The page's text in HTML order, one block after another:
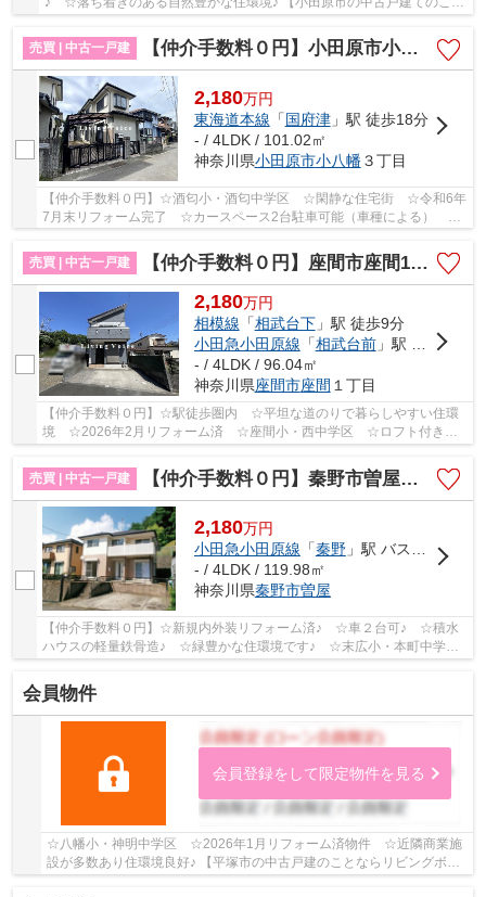
ならリビングボイスにお任せ下さい！】
売買 | 中古一戸建
【仲介手数料０円】小田原市小八幡3丁目 中古一戸建て
2,180万円
東海道本線 「国府津」駅 徒歩18分
- / 4LDK / 101.02㎡
神奈川県小田原市小八幡３丁目
【仲介手数料０円】☆酒匂小・酒匂中学区 ☆閑静な住宅街 ☆令和6年
7月末リフォーム完了 ☆カースペース2台駐車可能（車種による） ☆
売買 | 中古一戸建
【仲介手数料０円】座間市座間1丁目 中古一戸建て
2,180万円
相模線 「相武台下」駅 徒歩9分
小田急小田原線 「相武台前」駅 バス6分 「中宿（座間市）」 停歩8分
- / 4LDK / 96.04㎡
神奈川県座間市座間 １丁目
【仲介手数料０円】☆駅徒歩圏内 ☆平坦な道のりで暮らしやすい住環
境 ☆2026年2月リフォーム済 ☆座間小・西中学区 ☆ロフト付き
売買 | 中古一戸建
【仲介手数料０円】秦野市曽屋 中古戸建
2,180万円
小田急小田原線 「秦野」駅 バス13分 「曽屋弘法」 停歩4分
- / 4LDK / 119.98㎡
神奈川県秦野市曽屋
【仲介手数料０円】☆新規内外装リフォーム済♪ ☆車２台可♪ ☆積水
ハウスの軽量鉄骨造♪ ☆緑豊かな住環境です♪ ☆末広小・本町中学区♪
会員物件
会員登録をして限定物件を見る
☆八幡小・神明中学区 ☆2026年1月リフォーム済物件 ☆近隣商業施
設が多数あり住環境良好♪ 【平塚市の中古戸建のことならリビングボイ
スにお任せください！】